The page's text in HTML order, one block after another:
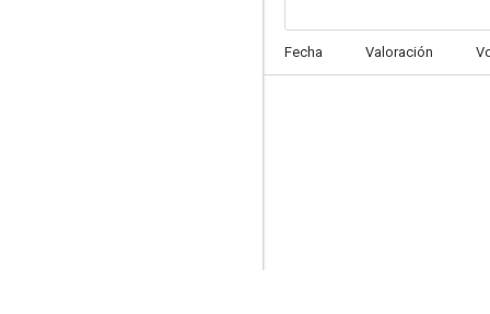
--
Fecha Valoración